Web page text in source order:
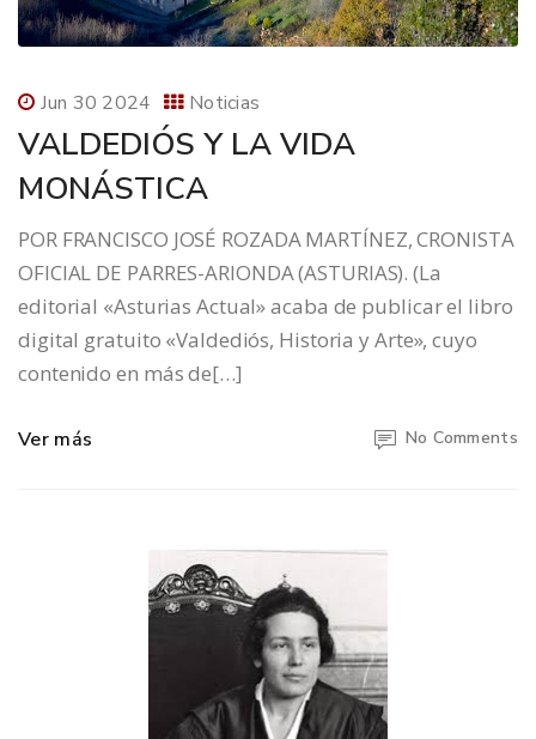
Jun 30 2024 Noticias
VALDEDIÓS Y LA VIDA
MONÁSTICA
POR FRANCISCO JOSÉ ROZADA MARTÍNEZ, CRONISTA
OFICIAL DE PARRES-ARIONDA (ASTURIAS). (La
editorial «Asturias Actual» acaba de publicar el libro
digital gratuito «Valdediós, Historia y Arte», cuyo
contenido en más de[…]
Ver más No Comments